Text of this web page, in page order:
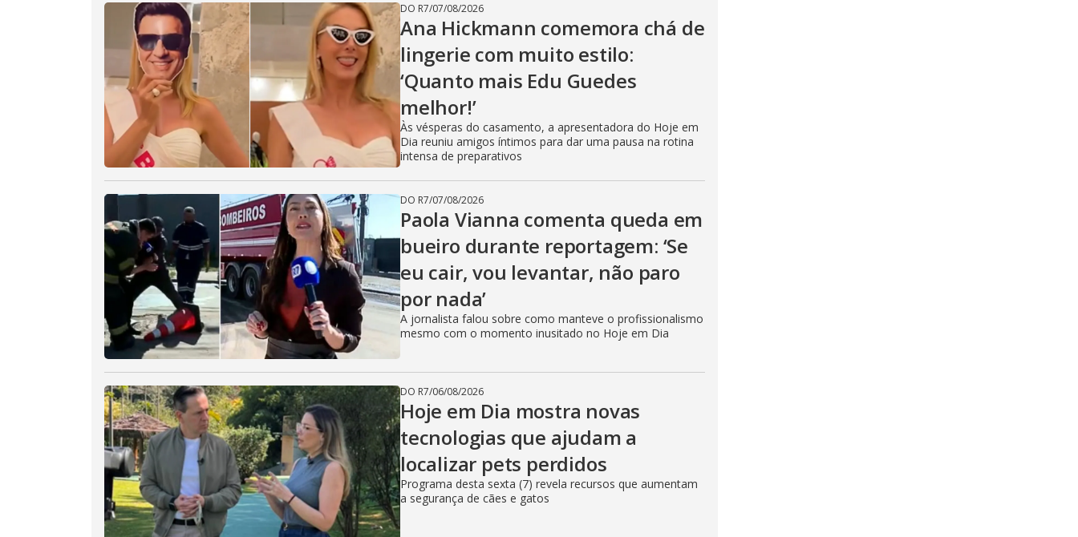
DO R7/07/08/2026
Ana Hickmann comemora chá de
lingerie com muito estilo:
‘Quanto mais Edu Guedes
melhor!’
Às vésperas do casamento, a apresentadora do Hoje em
Dia reuniu amigos íntimos para dar uma pausa na rotina
intensa de preparativos
DO R7/07/08/2026
Paola Vianna comenta queda em
bueiro durante reportagem: ‘Se
eu cair, vou levantar, não paro
por nada’
A jornalista falou sobre como manteve o profissionalismo
mesmo com o momento inusitado no Hoje em Dia
DO R7/06/08/2026
Hoje em Dia mostra novas
tecnologias que ajudam a
localizar pets perdidos
Programa desta sexta (7) revela recursos que aumentam
a segurança de cães e gatos